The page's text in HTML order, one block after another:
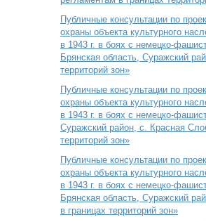
Публичные консультации по
охраны объекта культурного
в 1943 г. в боях с немецко-
Брянская область, Суражский
территорий зон»
Публичные консультации по
охраны объекта культурного
в 1943 г. в боях с немецко-
Суражский район, с. Красная
территорий зон»
Публичные консультации по
охраны объекта культурного
в 1943 г. в боях с немецко-
Брянская область, Суражский
в границах территорий зон»